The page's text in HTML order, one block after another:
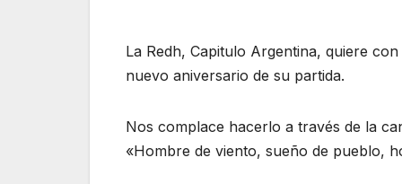
La Redh, Capitulo Argentina, quiere
nuevo aniversario de su partida.
Nos complace hacerlo a través de la
«Hombre de viento, sueño de pueblo,